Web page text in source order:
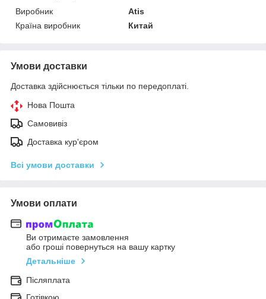
Виробник
Atis
Країна виробник
Китай
Умови доставки
Доставка здійснюється тільки по передоплаті.
Нова Пошта
Самовивіз
Доставка кур'єром
Всі умови доставки
Умови оплати
Ви отримаєте замовлення
або гроші повернуться на вашу картку
Детальніше
Післяплата